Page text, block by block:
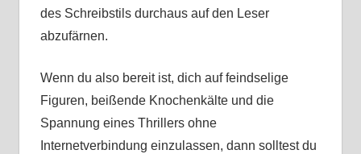
des Schreibstils durchaus auf den Leser
abzufärnen.
Wenn du also bereit ist, dich auf feindselige
Figuren, beißende Knochenkälte und die
Spannung eines Thrillers ohne
Internetverbindung einzulassen, dann solltest du